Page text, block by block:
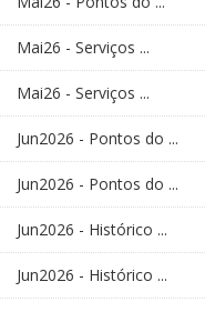
Mai26 - Serviços ...
Mai26 - Serviços ...
Jun2026 - Pontos do ...
Jun2026 - Pontos do ...
Jun2026 - Histórico ...
Jun2026 - Histórico ...